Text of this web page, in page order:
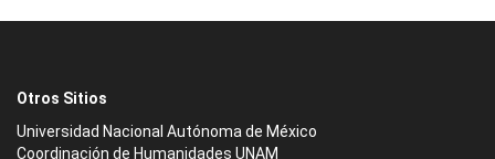
Otros Sitios
Universidad Nacional Autónoma de México
Coordinación de Humanidades UNAM